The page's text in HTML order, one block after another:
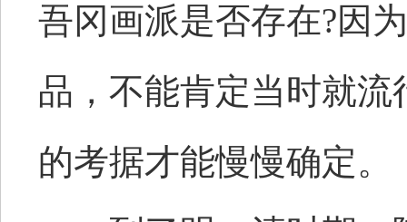
吾冈画派是否存在?因
品，不能肯定当时就
的考据才能慢慢确定。